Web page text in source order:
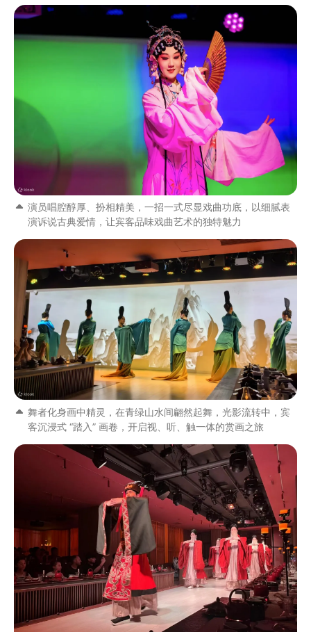
演员唱腔醇厚、扮相精美，一招一式尽显戏曲功底，以细腻表
演诉说古典爱情，让宾客品味戏曲艺术的独特魅力
舞者化身画中精灵，在青绿山水间翩然起舞，光影流转中，宾
客沉浸式 “踏入” 画卷，开启视、听、触一体的赏画之旅